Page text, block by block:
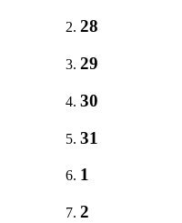
28
29
30
31
1
2